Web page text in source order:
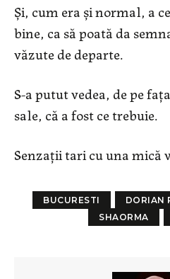
Și, cum era și normal, a
bine, ca să poată da
văzute de departe.
S-a putut vedea, de pe
sale, că a fost ce trebuie.
Senzații tari cu una mică
BUCURESTI DORIAN
SHAORMA